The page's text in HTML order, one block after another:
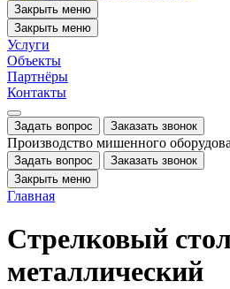
Закрыть меню
Закрыть меню
Услуги
Объекты
Партнёры
Контакты
Задать вопрос Заказать звонок
Производство мишенного
Задать вопрос
Заказать звонок
Закрыть меню
Главная
Стрелковый
металлический